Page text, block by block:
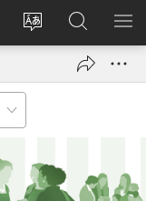
Kambia
Log
window)
Buska
Riba
JW.ORG